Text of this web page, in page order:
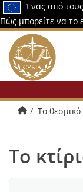
Ένας από
Πώς μπορείτε να το
Αρχική
Το
Το